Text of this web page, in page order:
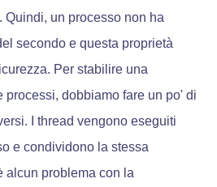
Quindi, un processo non ha
secondo e questa proprietà
Per stabilire una
processi, dobbiamo fare un po' di
I thread vengono eseguiti
e condividono la stessa
alcun problema con la